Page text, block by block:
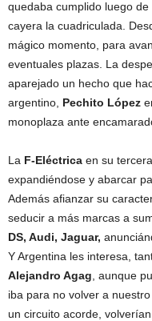
quedaba cumplido luego
cayera la cuadriculada.
mágico momento, para
eventuales plazas. La
aparejado un hecho que
argentino, Pechito López
monoplaza ante
La F-Eléctrica en su
expandiéndose y abarcar
Además afianzar su
seducir a más marcas a
DS, Audi, Jaguar,
Y Argentina les interesa,
Alejandro Agag , aunque
iba para no volver a
un circuito acorde,